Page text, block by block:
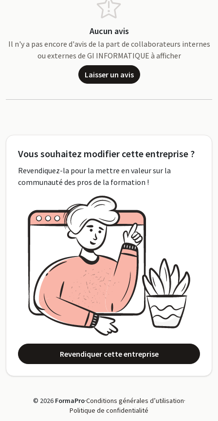
Aucun avis
Il n'y a pas encore d'avis de la part de collaborateurs internes
ou externes de GI INFORMATIQUE à afficher
Laisser un avis
Vous souhaitez modifier cette entreprise ?
Revendiquez-la pour la mettre en valeur sur la
communauté des pros de la formation !
Revendiquer cette entreprise
© 2026 FormaPro·Conditions générales d’utilisation·
Politique de confidentialité